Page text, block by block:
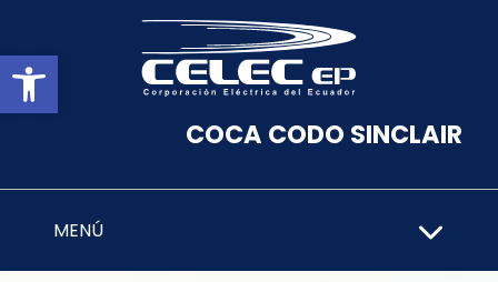
Abrir barra de herramientas
COCA CODO SINCLAIR
MENÚ